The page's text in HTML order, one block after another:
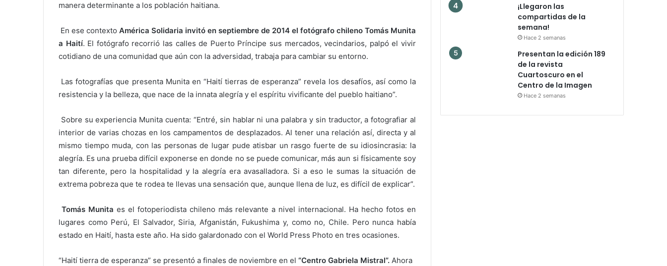
manera determinante a los población haitiana.
En ese contexto América Solidaria invitó en septiembre de 2014 el fotógrafo chileno Tomás Munita
a Haití. El fotógrafo recorrió las calles de Puerto Príncipe sus mercados, vecindarios, palpó el vivir
cotidiano de una comunidad que aún con la adversidad, trabaja para cambiar su entorno.
Las fotografías que presenta Munita en “Haití tierras de esperanza” revela los desafíos, así como la
resistencia y la belleza, que nace de la innata alegría y el espíritu vivificante del pueblo haitiano”.
Sobre su experiencia Munita cuenta: “Entré, sin hablar ni una palabra y sin traductor, a fotografiar al
interior de varias chozas en los campamentos de desplazados. Al tener una relación así, directa y al
mismo tiempo muda, con las personas de lugar pude atisbar un rasgo fuerte de su idiosincrasia: la
alegría. Es una prueba difícil exponerse en donde no se puede comunicar, más aun si físicamente soy
tan diferente, pero la hospitalidad y la alegría era avasalladora. Si a eso le sumas la situación de
extrema pobreza que te rodea te llevas una sensación que, aunque llena de luz, es difícil de explicar”.
Tomás Munita es el fotoperiodista chileno más relevante a nivel internacional. Ha hecho fotos en
lugares como Perú, El Salvador, Siria, Afganistán, Fukushima y, como no, Chile. Pero nunca había
estado en Haití, hasta este año. Ha sido galardonado con el World Press Photo en tres ocasiones.
“Haití tierra de esperanza” se presentó a finales de noviembre en el “Centro Gabriela Mistral”. Ahora
¡Llegaron las
compartidas de la
semana!
Hace 2 semanas
Presentan la edición 189
de la revista
Cuartoscuro en el
Centro de la Imagen
Hace 2 semanas